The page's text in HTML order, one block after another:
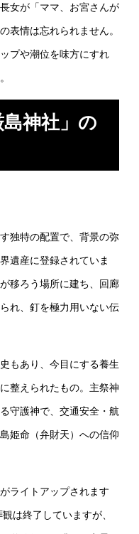
女が「ママ、お宮さんが
表情は忘れられません。
プや潮位を味方にすれ
神社」の
独特の配置で、背景の弥
遺産に登録されていま
移ろう場所に建ち、回廊
れ、釘を極力用いない伝
もあり、今目にする養生
整えられたもの。主祭神
守護神で、交通安全・航
姫命（弁財天）への信仰
ライトアップされます
は終了していますが、